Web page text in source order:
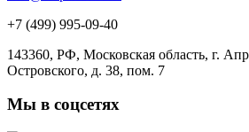
+7 (499) 995-09-40
143360, РФ, Московская область, г.
Островского, д. 38, пом. 7
Мы в соцсетях